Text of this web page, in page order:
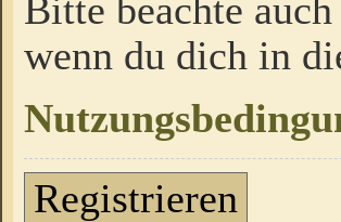
Bitte beachte
wenn du dich in
Registrieren